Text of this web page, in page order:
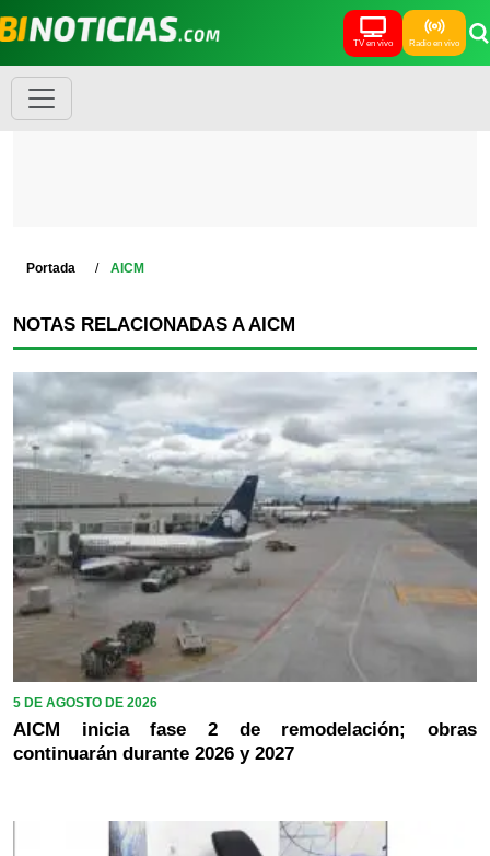
TV en vivo Radio en vivo
Portada AICM
NOTAS RELACIONADAS A AICM
5 DE AGOSTO DE 2026
AICM inicia fase 2 de remodelación; obras
continuarán durante 2026 y 2027